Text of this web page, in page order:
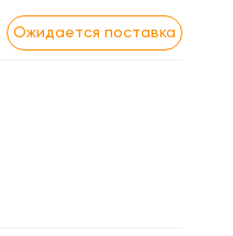
Ожидается поставка